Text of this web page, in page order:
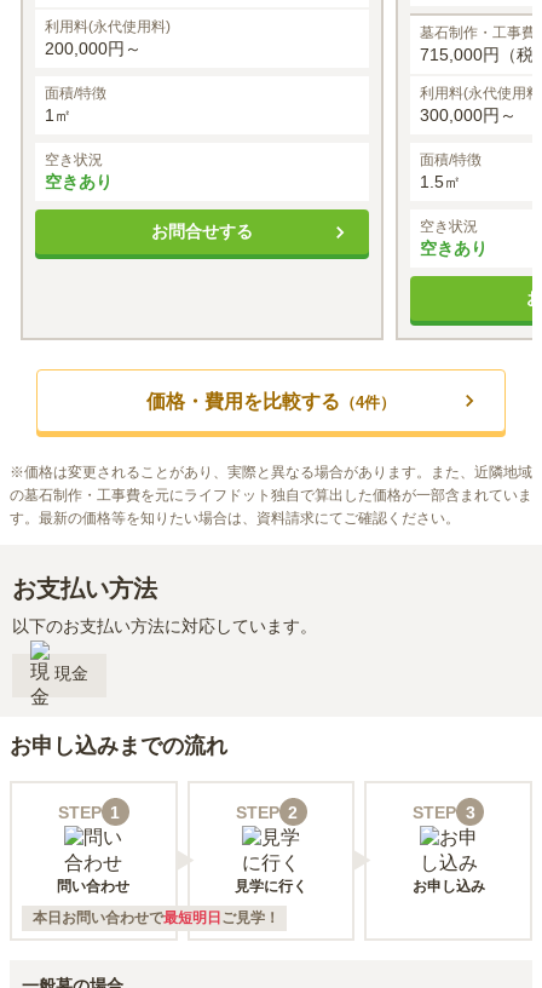
利用料(永代使用料)
200,000円～
面積/特徴
1㎡
空き状況
空きあり
お問合せする
墓石制作・工事費
715,000円（税
利用料(永代使用
300,000円～
面積/特徴
1.5㎡
空き状況
空きあり
価格・費用を比較する （4件）
※価格は変更されることがあり、実際と異なる場合があります。また、近隣地域
の墓石制作・工事費を元にライフドット独自で算出した価格が一部含まれていま
す。最新の価格等を知りたい場合は、資料請求にてご確認ください。
お支払い方法
以下のお支払い方法に対応しています。
現金
お申し込みまでの流れ
STEP 1
問い合わせ
STEP 2
見学に行く
STEP 3
お申し込み
本日お問い合わせで最短明日 ご見学！